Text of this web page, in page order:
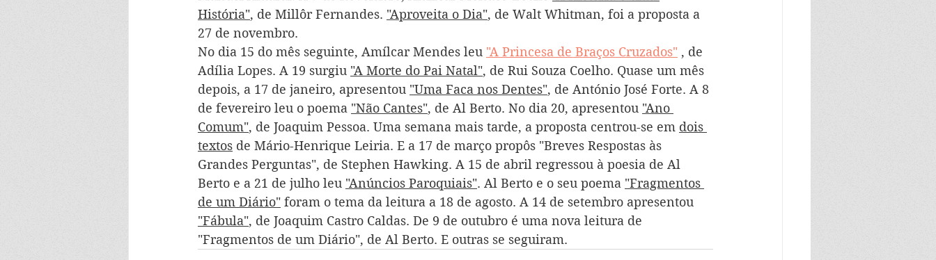
História", de Millôr Fernandes. "Aproveita o Dia", de Walt Whitman, foi a proposta a
27 de novembro.
No dia 15 do mês seguinte, Amílcar Mendes leu "A Princesa de Braços Cruzados" , de
Adília Lopes. A 19 surgiu "A Morte do Pai Natal", de Rui Souza Coelho. Quase um mês
depois, a 17 de janeiro, apresentou "Uma Faca nos Dentes", de António José Forte. A 8
de fevereiro leu o poema "Não Cantes", de Al Berto. No dia 20, apresentou "Ano
Comum", de Joaquim Pessoa. Uma semana mais tarde, a proposta centrou-se em dois
textos de Mário-Henrique Leiria. E a 17 de março propôs "Breves Respostas às
Grandes Perguntas", de Stephen Hawking. A 15 de abril regressou à poesia de Al
Berto e a 21 de julho leu "Anúncios Paroquiais". Al Berto e o seu poema "Fragmentos
de um Diário" foram o tema da leitura a 18 de agosto. A 14 de setembro apresentou
"Fábula", de Joaquim Castro Caldas. De 9 de outubro é uma nova leitura de
"Fragmentos de um Diário", de Al Berto. E outras se seguiram.